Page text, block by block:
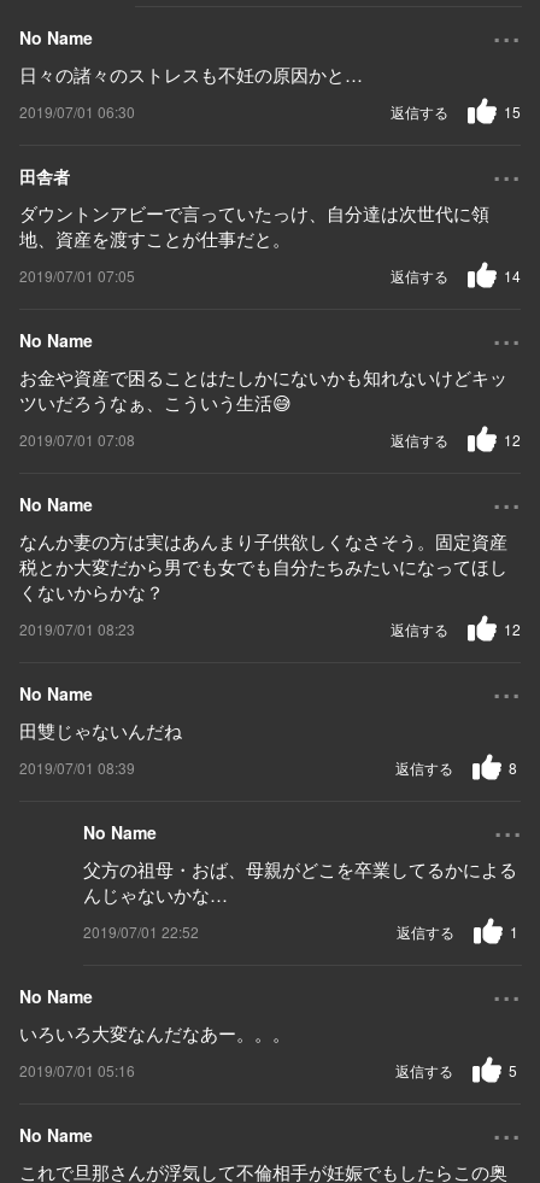
No Name ...
日々の諸々のストレスも不妊の原因かと…
2019/07/01 06:30 15
返信する
田舎者 ...
ダウントンアビーで言っていたっけ、自分達は次世代に領
地、資産を渡すことが仕事だと。
2019/07/01 07:05 14
返信する
No Name ...
お金や資産で困ることはたしかにないかも知れないけどキッ
ツいだろうなぁ、こういう生活😅
2019/07/01 07:08 12
返信する
No Name ...
なんか妻の方は実はあんまり子供欲しくなさそう。固定資産
税とか大変だから男でも女でも自分たちみたいになってほし
くないからかな？
2019/07/01 08:23 12
返信する
No Name ...
田雙じゃないんだね
2019/07/01 08:39 8
返信する
No Name ...
父方の祖母・おば、母親がどこを卒業してるかによる
んじゃないかな…
2019/07/01 22:52 1
返信する
No Name ...
いろいろ大変なんだなあー。。。
2019/07/01 05:16 5
返信する
No Name ...
これで旦那さんが浮気して不倫相手が妊娠でもしたらこの奥